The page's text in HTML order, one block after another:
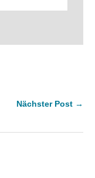
Nächster Post →